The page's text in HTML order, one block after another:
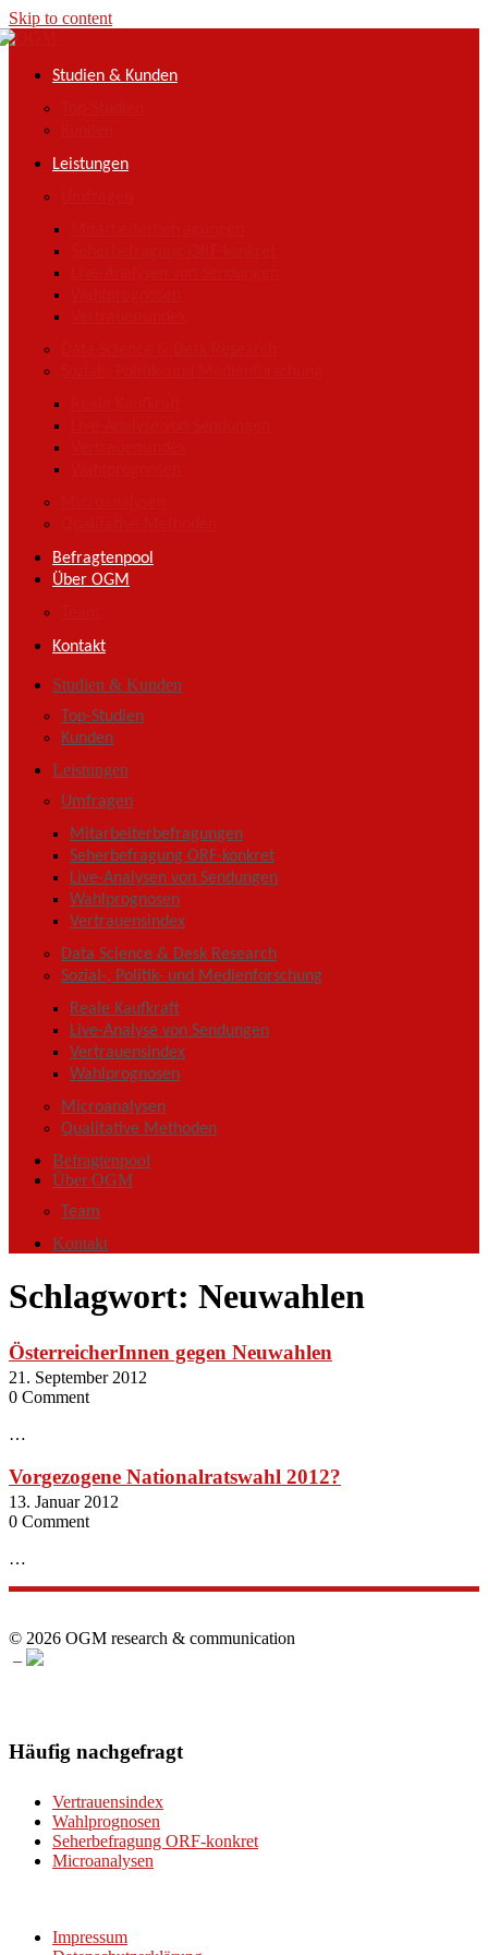
Skip to content
Studien & Kunden
Leistungen
Befragtenpool
Über OGM
Kontakt
Studien & Kunden
Top-Studien
Kunden
Leistungen
Umfragen
Mitarbeiterbefragungen
Seherbefragung ORF-konkret
Live-Analysen von Sendungen
Wahlprognosen
Vertrauensindex
Data Science & Desk Research
Sozial-, Politik- und Medienforschung
Reale Kaufkraft
Live-Analyse von Sendungen
Vertrauensindex
Wahlprognosen
Microanalysen
Qualitative Methoden
Befragtenpool
Über OGM
Team
Kontakt
Schlagwort: Neuwahlen
ÖsterreicherInnen gegen Neuwahlen
21. September 2012
0 Comment
…
Vorgezogene Nationalratswahl 2012?
13. Januar 2012
0 Comment
…
© 2026 OGM research & communication
–
Häufig nachgefragt
Vertrauensindex
Wahlprognosen
Seherbefragung ORF-konkret
Microanalysen
Impressum